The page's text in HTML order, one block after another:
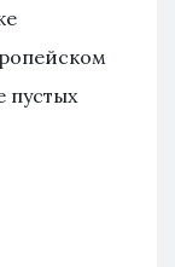
пустых